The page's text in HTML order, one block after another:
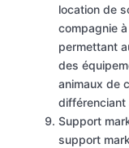
location de
compagnie
permettant
des
animaux de
différenciant
Support
support